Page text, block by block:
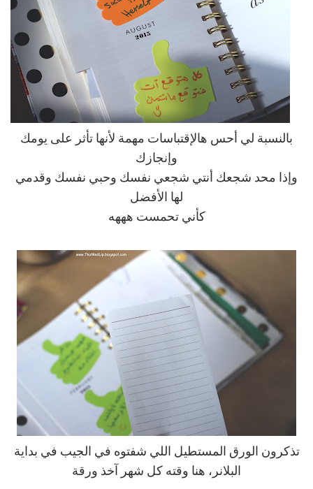
بالنسبة لي أحس هالإقتباسات مهمة لأنها تأثر على يومك
وإنجازك
وإذا محد شجعك أنتي شجعي نفسك وحبي نفسك وقدمي
لها الأفضل
كأني تحمست هههه
تذكرون الورق المستطيل اللي شفتوه في الجيب في بداية
البلانر، هنا وقته كل شهر آخذ ورقة